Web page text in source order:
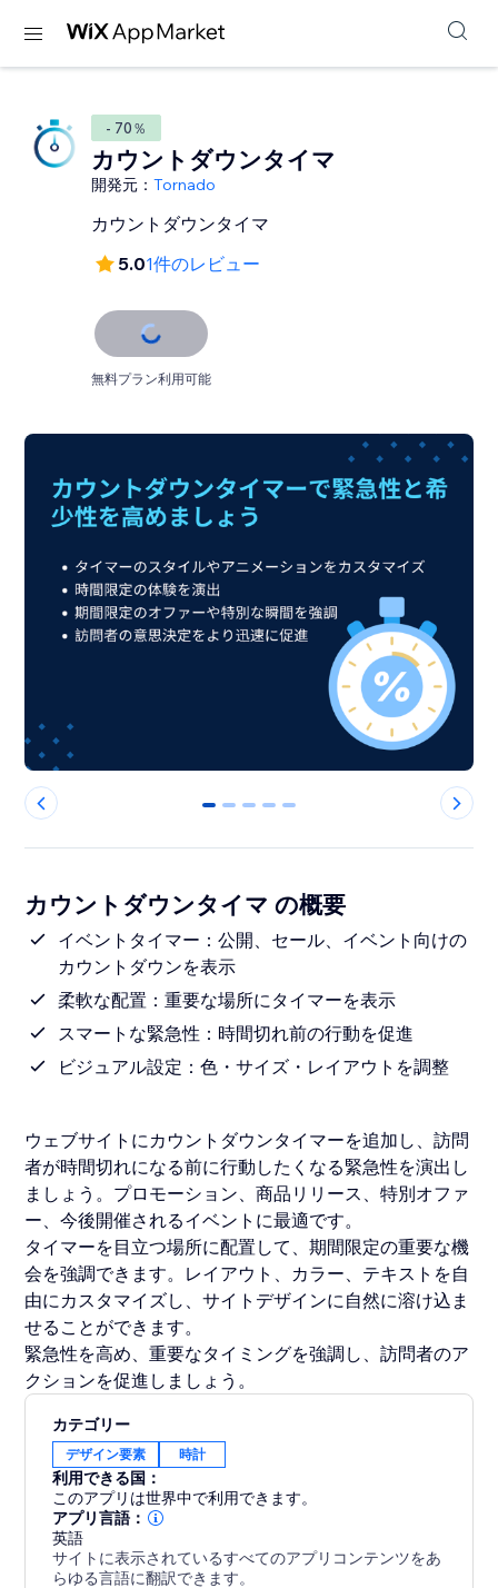
- 70％
カウントダウンタイマ
開発元：Tornado
カウントダウンタイマ
5.01件のレビュー
無料プラン利用可能
0 1 2 3 4
カウントダウンタイマ の概要
イベントタイマー：公開、セール、イベント向けの
カウントダウンを表示
柔軟な配置：重要な場所にタイマーを表示
スマートな緊急性：時間切れ前の行動を促進
ビジュアル設定：色・サイズ・レイアウトを調整
ウェブサイトにカウントダウンタイマーを追加し、訪問
者が時間切れになる前に行動したくなる緊急性を演出し
ましょう。プロモーション、商品リリース、特別オファ
ー、今後開催されるイベントに最適です。
タイマーを目立つ場所に配置して、期間限定の重要な機
会を強調できます。レイアウト、カラー、テキストを自
由にカスタマイズし、サイトデザインに自然に溶け込ま
せることができます。
緊急性を高め、重要なタイミングを強調し、訪問者のア
クションを促進しましょう。
カテゴリー
デザイン要素 時計
利用できる国：
このアプリは世界中で利用できます。
アプリ言語：
英語
サイトに表示されているすべてのアプリコンテンツをあ
らゆる言語に翻訳できます。